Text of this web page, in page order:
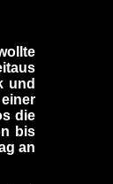
und
die
bis
an